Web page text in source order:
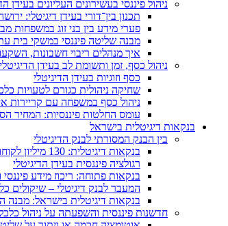
ניהול פיננסי בעשירונים העליונים בעידן
תכנון בין־דורי בעידן דיגיטלי:
פערי מידע בין בני זוג במשפחות
מבנה שליטה פיננסי במשקי בית
איך מנהלים ריבוי חשבונות,
ניהול כסף, זמן ותשומת לב בעידן הדיגיטלי
כסף וזוגיות בעידן הדיגיטלי
שחיקה ניהולית כגורם לטעויות
ניהול כסף במשפחה עם קריירות
עומס החלטות פיננסיות: המחיר
בנקאות דיגיטלית בישראל
בין הבנק המסורתי לבנק הדיגיטלי
בנקאות דיגיטלית: 130 מיליון לקוחות: מה הבנקים הדיגיטליים בישראל יכולים ללמוד מהבנקים הדיגיטליים בעולם?
רגולציה פיננסית בעידן הדיגיטלי
בנקאות פתוחה: ריכוז מידע פיננסי
המעבר לבנק דיגיטלי – שיקולים
בנקאות דיגיטלית בישראל: מבנה
חדשנות פיננסית והשפעתה על ניהול